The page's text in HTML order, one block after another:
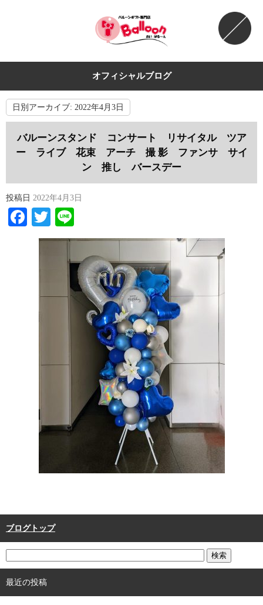
オフィシャルブログ
日別アーカイブ: 2022年4月3日
バルーンスタンド コンサート リサイタル ツア
ー ライブ 花束 アーチ 撮 影 ファンサ サイ
ン 推し バースデー
投稿日 2022年4月3日
Facebook
Twitter
ブログトップ
最近の投稿